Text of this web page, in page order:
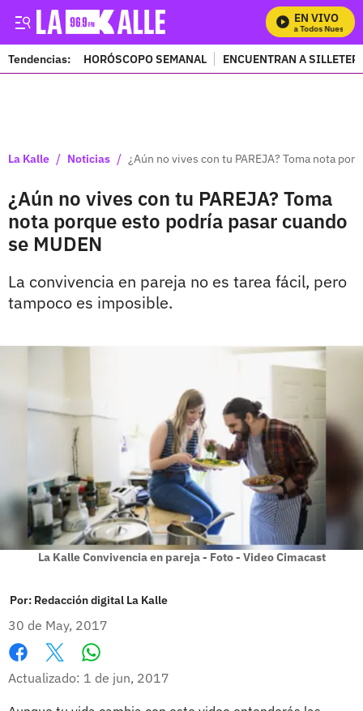
EN VIVO
Mira Todos Nuestros
Tendencias: HORÓSCOPO SEMANAL ENCUENTRAN A
La Kalle / Noticias / ¿Aún no vives con tu PAREJA? Toma nota
¿Aún no vives con tu PAREJA? Toma
nota porque esto podría pasar cuando
se MUDEN
La convivencia en pareja no es tarea fácil, pero
tampoco es imposible.
La Kalle Convivencia en pareja - Foto - Video Cimacast
Por: Redacción digital La Kalle
30 de May, 2017
Facebook
X
Actualizado: 1 de jun, 2017